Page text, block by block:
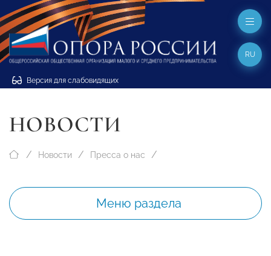
Версия для слабовидящих
RU
НОВОСТИ
Новости Пресса о нас
Меню раздела